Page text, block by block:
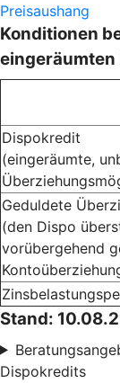
Preisaushang
Konditionen
Dispokredit
(eingeräumte,
Geduldete
(den Dispo
vorübergehend
Stand:
Dispokredits